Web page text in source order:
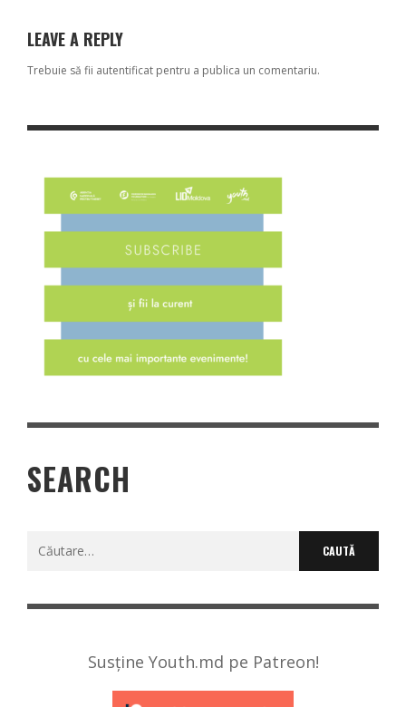
LEAVE A REPLY
Trebuie să fii autentificat pentru a publica un comentariu.
SEARCH
Caută
Susține Youth.md pe Patreon!